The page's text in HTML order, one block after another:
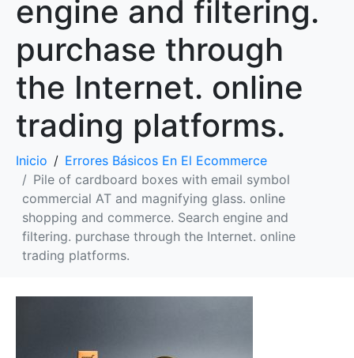
engine and filtering.
purchase through
the Internet. online
trading platforms.
Inicio
Errores Básicos En El Ecommerce
Pile of cardboard boxes with email symbol
commercial AT and magnifying glass. online
shopping and commerce. Search engine and
filtering. purchase through the Internet. online
trading platforms.